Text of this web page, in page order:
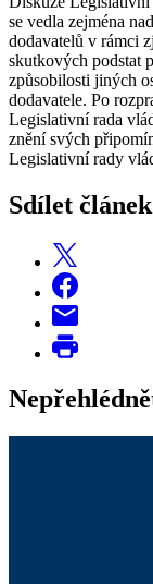
se vedla zejména
dodavatelů v rámci
skutkových podstat
způsobilosti jiných
dodavatele. Po
Legislativní rada
znění svých
Legislativní rady
Sdílet článek